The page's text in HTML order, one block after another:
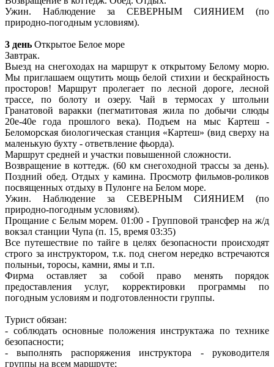
Ужин. Наблюдение за СЕВЕРНЫМ СИЯНИЕМ (по
природно-погодным условиям).
3 день Открытое Белое море
Завтрак.
Выезд на снегоходах на маршрут к открытому Белому морю.
Мы приглашаем ощутить мощь белой стихии и бескрайность
просторов! Маршрут пролегает по лесной дороге, лесной
трассе, по болоту и озеру. Чай в термосах у штольни
Гранатовой варакки (пегматитовая жила по добычи слюды
20е-40е года прошлого века). Подъем на мыс Картеш -
Беломорская биологическая станция «Картеш» (вид сверху на
маленькую бухту - ответвление фьорда).
Маршрут средней и участки повышенной сложности.
Возвращение в коттедж. (60 км снегоходной трассы за день).
Поздний обед. Отдых у камина. Просмотр фильмов-роликов
посвященных отдыху в Пулонге на Белом море.
Ужин. Наблюдение за СЕВЕРНЫМ СИЯНИЕМ (по
природно-погодным условиям).
Прощание с Белым морем. 01:00 - Групповой трансфер на ж/д
вокзал станции Чупа (п. 15, время 03:35)
Все путешествие по тайге в целях безопасности происходят
строго за инструктором, т.к. под снегом нередко встречаются
полыньи, торосы, камни, ямы и т.п.
Фирма оставляет за собой право менять порядок
предоставления услуг, корректировки программы по
погодным условиям и подготовленности группы.
Турист обязан:
- соблюдать основные положения инструктажа по технике
безопасности;
- выполнять распоряжения инструктора - руководителя
группы на всем маршруте;